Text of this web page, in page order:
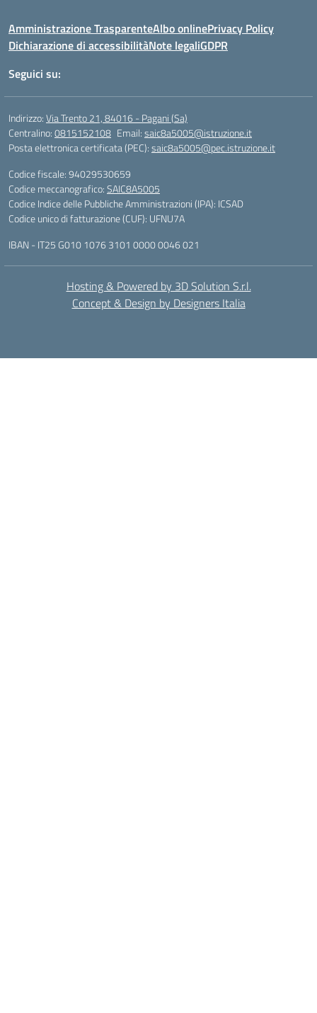
Amministrazione TrasparenteAlbo onlinePrivacy Policy
Dichiarazione di accessibilitàNote legaliGDPR
Seguici su:
Indirizzo:Via Trento 21, 84016 - Pagani (Sa)
Centralino:0815152108 Email:saic8a5005@istruzione.it
Posta elettronica certificata (PEC):saic8a5005@pec.istruzione.it
Codice fiscale: 94029530659
Codice meccanografico:SAIC8A5005
Codice Indice delle Pubbliche Amministrazioni (IPA): ICSAD
Codice unico di fatturazione (CUF): UFNU7A
IBAN - IT25 G010 1076 3101 0000 0046 021
Hosting & Powered by 3D Solution S.r.l.
Concept & Design by Designers Italia